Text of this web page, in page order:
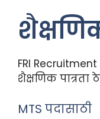
FRI
शैक्षणिक
MTS पदासाठी